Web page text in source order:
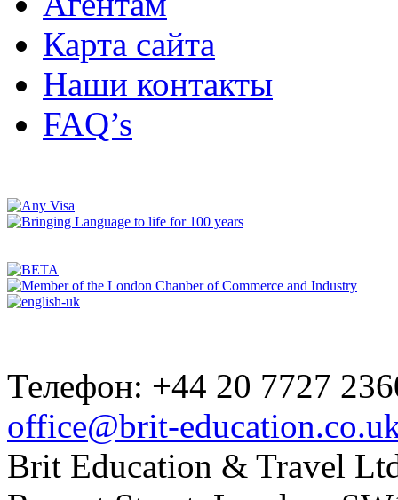
Карта сайта
Наши контакты
FAQ’s
Телефон: +44 20 7727
office@brit-
Brit Education & Travel